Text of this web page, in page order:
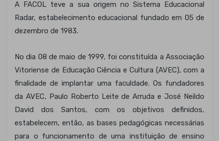
ESPAÇO DO ALUNO
A FACOL teve a sua origem no Sistema Educacional
Radar, estabelecimento educacional fundado em 05 de
dezembro de 1983.
No dia 08 de maio de 1999, foi constituída a Associação
Vitoriense de Educação Ciência e Cultura (AVEC), com a
finalidade de implantar uma faculdade. Os fundadores
da AVEC, Paulo Roberto Leite de Arruda e José Neildo
David dos Santos, com os objetivos definidos,
estabelecem, então, as bases pedagógicas necessárias
para o funcionamento de uma instituição de ensino